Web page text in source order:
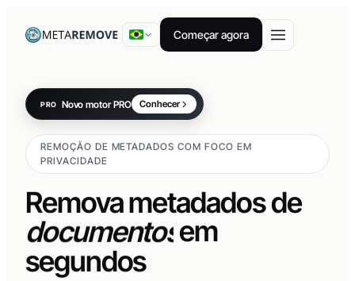
Começar agora
PRO Novo motor PRO Conhecer
REMOÇÃO DE METADADOS COM FOCO EM
PRIVACIDADE
Remova metadados de
vídeos
imagens
PDFs
documentos em
segundos